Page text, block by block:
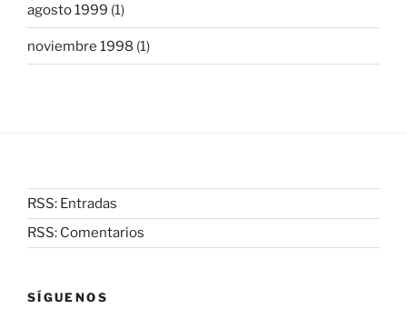
agosto 1999 (1)
noviembre 1998 (1)
RSS: Entradas
RSS: Comentarios
SÍGUENOS